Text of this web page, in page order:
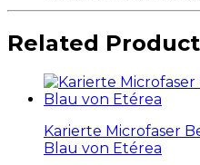
Related
Karierte Microfaser
Blau von Etérea